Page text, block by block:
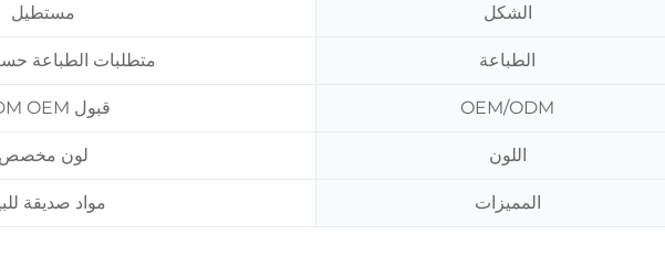
الشكل مستطيل
الطباعة متطلبات الطباعة
OEM/ODM قبول ODM OEM
اللون لون مخصص
المميزات مواد صديقة